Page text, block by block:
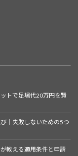
トで足場代20万円を賢
｜失敗しないための5つ
教える適用条件と申請